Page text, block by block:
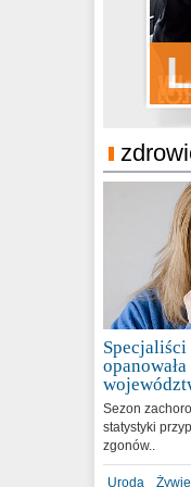
Specjaliści
opanowała
Sezon
statystyki
zgonów..
Uroda